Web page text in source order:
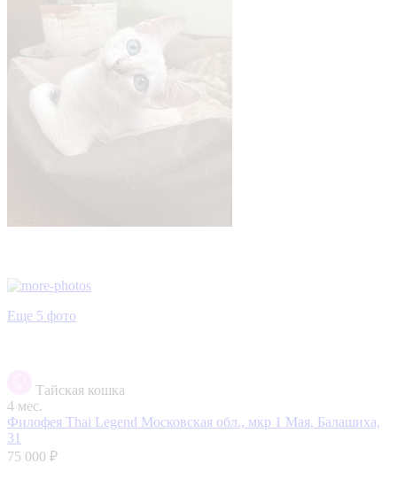
Еще 5 фото
Тайская кошка
4 мес.
Филофея Thai Legend Московская обл., мкр 1 Мая, Балашиха,
31
75 000 ₽